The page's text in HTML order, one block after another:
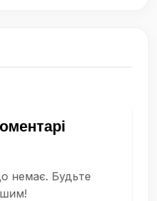
немає. Будьте